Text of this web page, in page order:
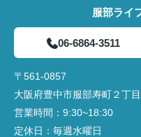
服部ライ
06-6864-3511
〒561-0857
大阪府豊中市服部寿町２丁
営業時間： 9:30~18:30
定休日： 毎週水曜日